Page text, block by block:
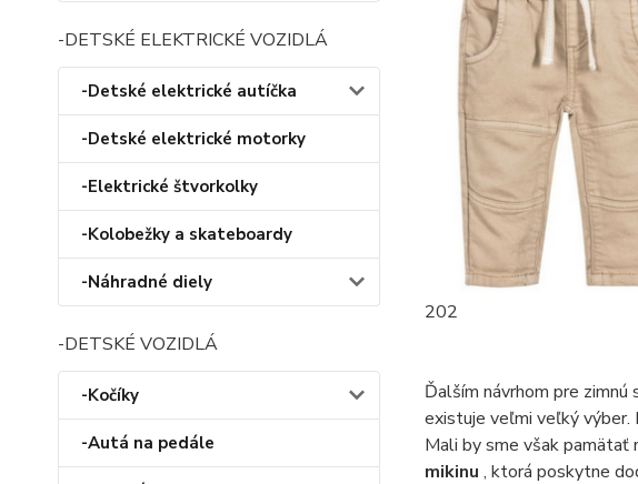
-DETSKÉ ELEKTRICKÉ VOZIDLÁ
-Detské elektrické autíčka
-Detské elektrické motorky
-Elektrické štvorkolky
-Kolobežky a skateboardy
-Náhradné diely
-DETSKÉ VOZIDLÁ
-Kočíky
-Autá na pedále
202
Ďalším návrhom pre zimnú
existuje veľmi veľký výber.
Mali by sme však pamätať
mikinu , ktorá poskytne